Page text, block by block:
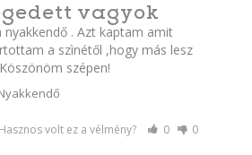
vagyok
nyakkendő . Azt kaptam amit
a szìnétől ,hogy más lesz
szépen!
Hasznos volt ez a vélmény? 0 0